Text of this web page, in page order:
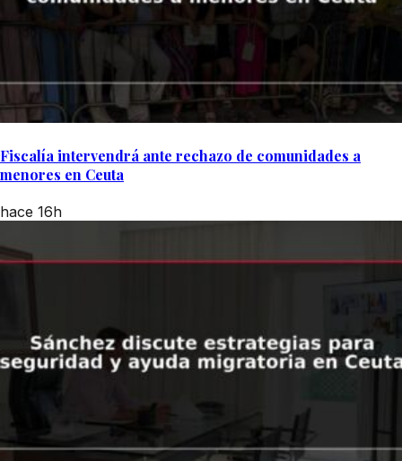
Fiscalía intervendrá ante rechazo de comunidades a
menores en Ceuta
hace 16h